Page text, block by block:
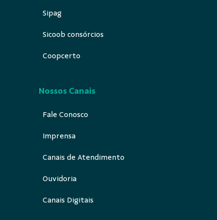
Sipag
Sicoob consórcios
Coopcerto
Nossos Canais
Fale Conosco
Imprensa
Canais de Atendimento
Ouvidoria
Canais Digitais